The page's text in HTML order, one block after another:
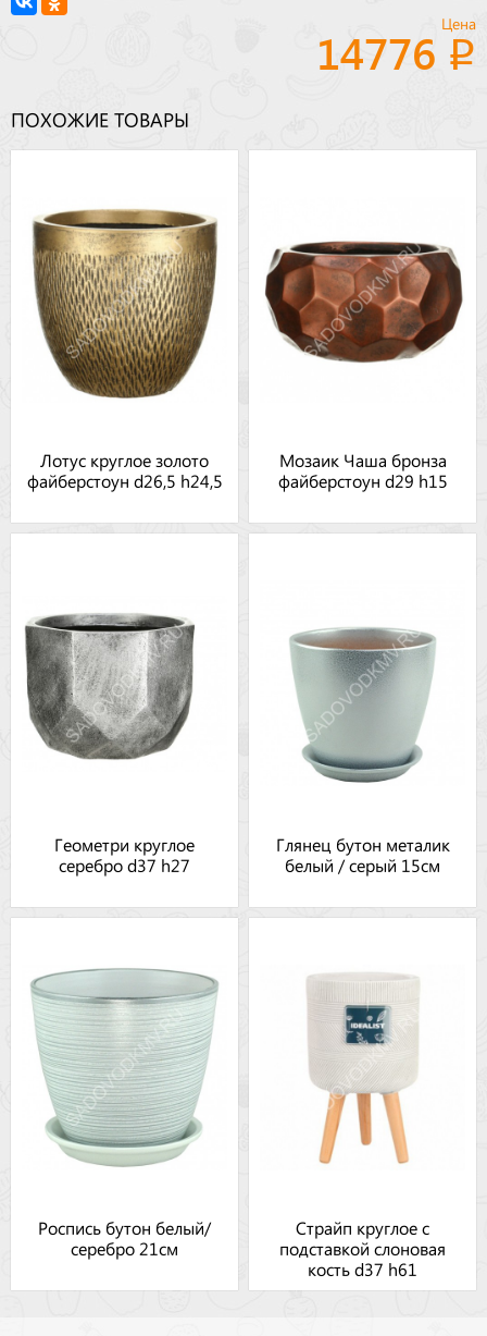
Цена
14776
ПОХОЖИЕ ТОВАРЫ
Лотус круглое золото
файберстоун d26,5 h24,5
Мозаик Чаша бронза
файберстоун d29 h15
Геометри круглое
серебро d37 h27
Глянец бутон металик
белый / серый 15см
Роспись бутон белый/
серебро 21см
Страйп круглое с
подставкой слоновая
кость d37 h61